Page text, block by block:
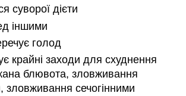
суворої дієти
іншими
голод
крайні заходи для схуднення
блювота, зловживання
зловживання сечогінними